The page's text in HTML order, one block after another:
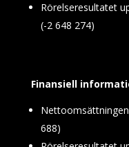
Rörelseresultatet
(-2 648 274)
Finansiell
688)